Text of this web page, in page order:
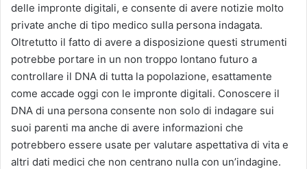
delle impronte digitali, e consente di avere notizie molto
private anche di tipo medico sulla persona indagata.
Oltretutto il fatto di avere a disposizione questi strumenti
potrebbe portare in un non troppo lontano futuro a
controllare il DNA di tutta la popolazione, esattamente
come accade oggi con le impronte digitali. Conoscere il
DNA di una persona consente non solo di indagare sui
suoi parenti ma anche di avere informazioni che
potrebbero essere usate per valutare aspettativa di vita e
altri dati medici che non centrano nulla con un’indagine.